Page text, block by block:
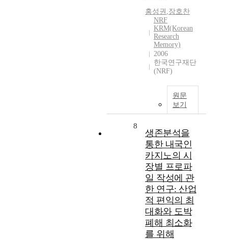
홍성권 ,장호찬
NRF
KRM(Korean
Research
Memory)
2006
한국연구재단
(NRF)
원문
보기
8
생존분석을
통한 내국인
카지노의 시
장별 프로파
일 작성에 관
한 연구: 산업
적 편익의 최
대화와 도박
폐해 최소화
를 위해